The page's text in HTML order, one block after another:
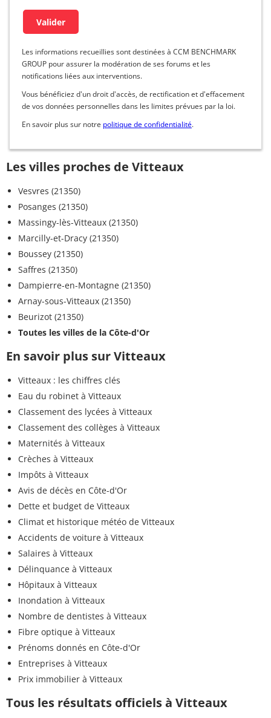
Les informations recueillies sont destinées à CCM BENCHMARK
GROUP pour assurer la modération de ses forums et les
notifications liées aux interventions.
Vous bénéficiez d'un droit d'accès, de rectification et d'effacement
de vos données personnelles dans les limites prévues par la loi.
En savoir plus sur notre politique de confidentialité.
Les villes proches de Vitteaux
Vesvres (21350)
Posanges (21350)
Massingy-lès-Vitteaux (21350)
Marcilly-et-Dracy (21350)
Boussey (21350)
Saffres (21350)
Dampierre-en-Montagne (21350)
Arnay-sous-Vitteaux (21350)
Beurizot (21350)
Toutes les villes de la Côte-d'Or
En savoir plus sur Vitteaux
Vitteaux : les chiffres clés
Eau du robinet à Vitteaux
Classement des lycées à Vitteaux
Classement des collèges à Vitteaux
Maternités à Vitteaux
Crèches à Vitteaux
Impôts à Vitteaux
Avis de décès en Côte-d'Or
Dette et budget de Vitteaux
Climat et historique météo de Vitteaux
Accidents de voiture à Vitteaux
Salaires à Vitteaux
Délinquance à Vitteaux
Hôpitaux à Vitteaux
Inondation à Vitteaux
Nombre de dentistes à Vitteaux
Fibre optique à Vitteaux
Prénoms donnés en Côte-d'Or
Entreprises à Vitteaux
Prix immobilier à Vitteaux
Tous les résultats officiels à Vitteaux